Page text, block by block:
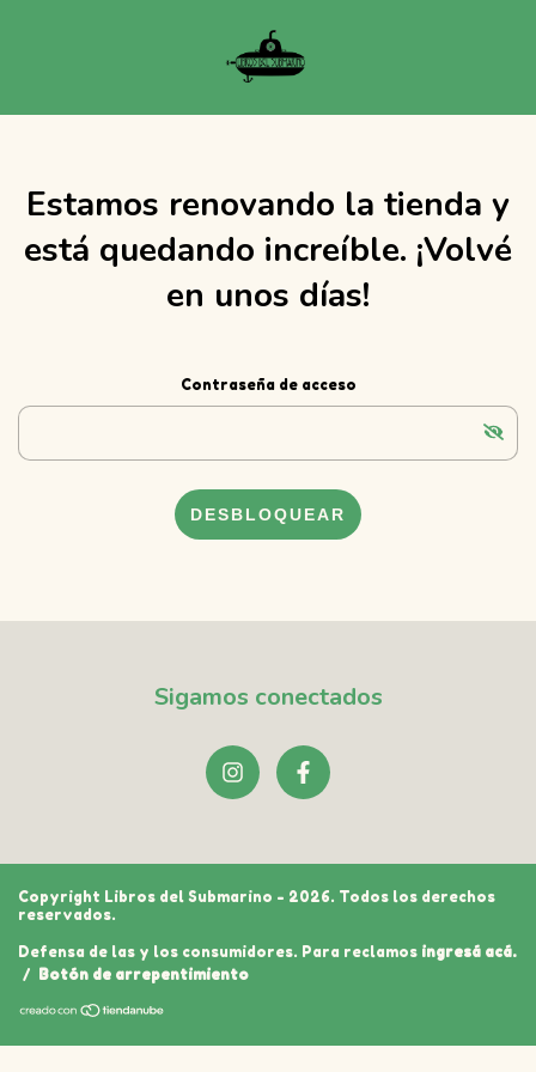
Estamos renovando la tienda y
está quedando increíble. ¡Volvé
en unos días!
Contraseña de acceso
DESBLOQUEAR
Sigamos conectados
Copyright Libros del Submarino - 2026. Todos los derechos
reservados.
Defensa de las y los consumidores. Para reclamos ingresá acá.
/ Botón de arrepentimiento